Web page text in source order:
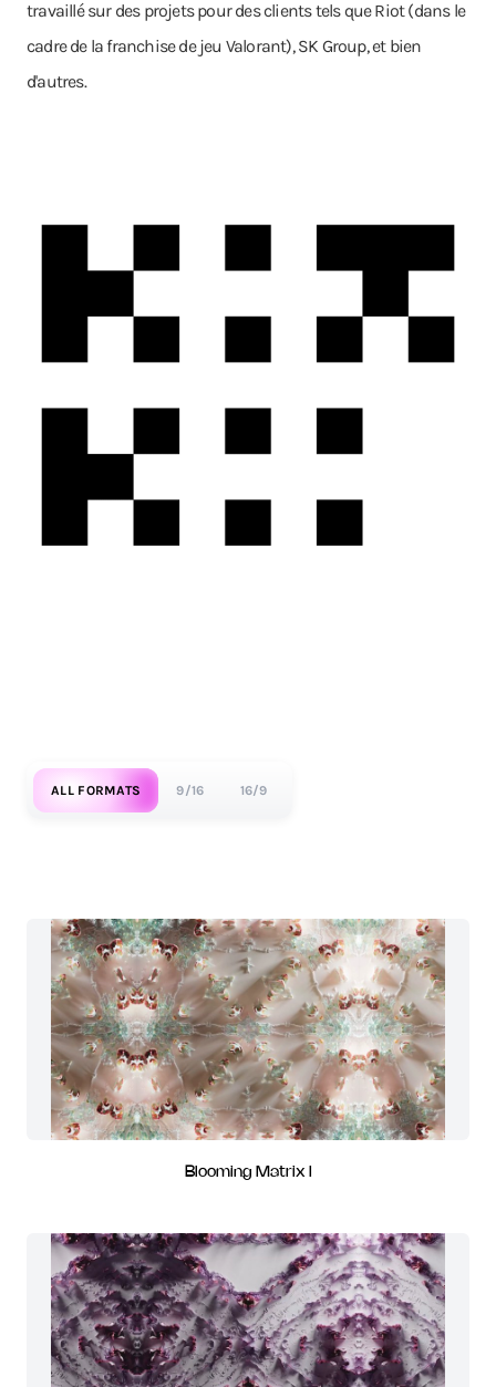
travaillé sur des projets pour des clients tels que Riot (dans le
cadre de la franchise de jeu Valorant), SK Group, et bien
d'autres.
ALL FORMATS 9/16 16/9
Blooming Matrix I